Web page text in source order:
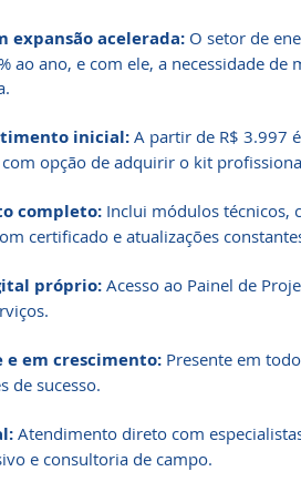
expansão acelerada: O setor de
ao ano, e com ele, a necessidade de
inicial:A partir de R$ 3.997
opção de adquirir o kit
completo: Inclui módulos técnicos,
certificado e atualizações
próprio:Acesso ao Painel de
e em crescimento: Presente em
de sucesso.
Atendimento direto com
e consultoria de campo.